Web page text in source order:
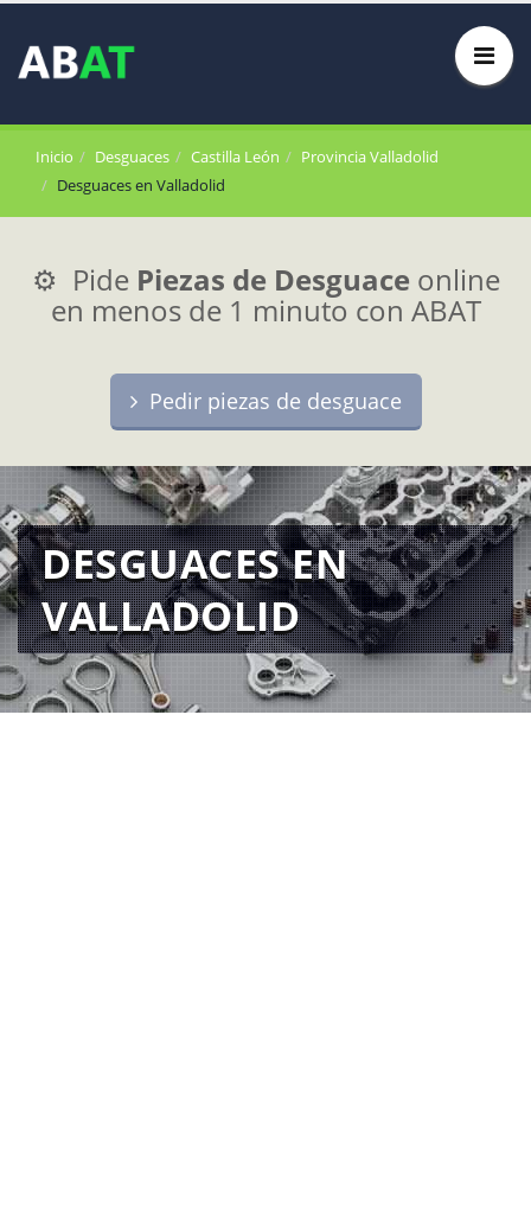
Inicio Desguaces Castilla León
Provincia Valladolid
Desguaces en Valladolid
⚙️ Pide Piezas de Desguace online
en menos de 1 minuto con ABAT
Pedir piezas de desguace
DESGUACES EN
VALLADOLID